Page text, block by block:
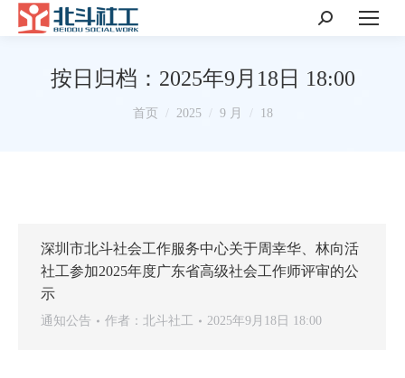
搜
按日归档： 2025年9月18日 18:00
你在这里：
首页 2025 9 月 18
深圳市北斗社会工作服务中心关于周幸华、林向活
社工参加2025年度广东省高级社会工作师评审的公
示
通知公告 作者： 北斗社工 2025年9月18日 18:00